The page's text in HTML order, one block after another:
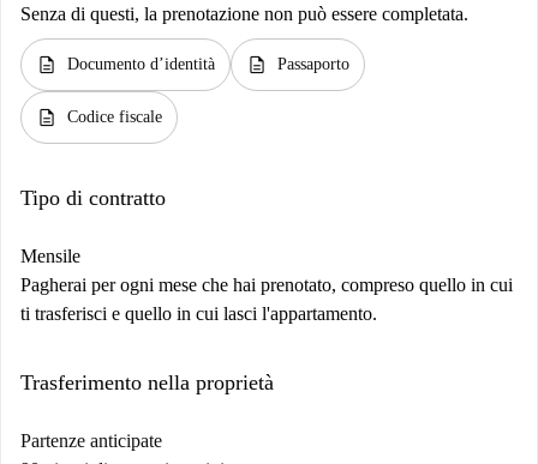
Senza di questi, la prenotazione non può essere completata.
description Documento d’identità description Passaporto
description Codice fiscale
Tipo di contratto
Mensile
Pagherai per ogni mese che hai prenotato, compreso quello in cui
ti trasferisci e quello in cui lasci l'appartamento.
Trasferimento nella proprietà
Partenze anticipate